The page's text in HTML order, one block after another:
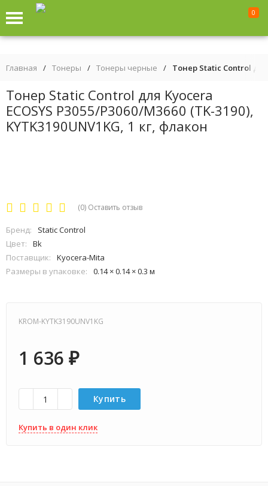
0
Главная / Тонеры / Тонеры черные / Тонер Static Control для
Тонер Static Control для Kyocera
ECOSYS P3055/P3060/M3660 (TK-3190),
KYTK3190UNV1KG, 1 кг, флакон
(0) Оставить отзыв
Бренд:
Static Control
Цвет:
Bk
Поставщик:
Kyocera-Mita
Размеры в упаковке:
0.14 × 0.14 × 0.3 м
KROM-KYTK3190UNV1KG
1 636 ₽
Купить
Купить в один клик